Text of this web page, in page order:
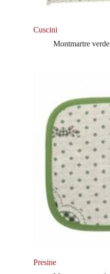
Cuscini
Montmartre verde
Presine